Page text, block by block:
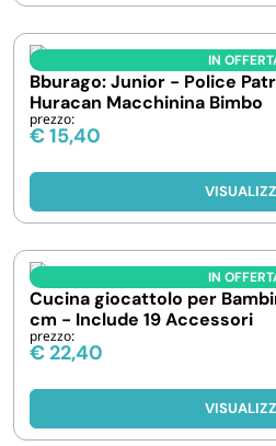
IN
Bburago: Junior - Police
Huracan Macchinina Bimbo
prezzo:
€15,40
IN
Cucina giocattolo per
cm - Include 19 Accessori
prezzo:
€ 22,40